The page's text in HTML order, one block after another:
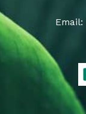
Email: